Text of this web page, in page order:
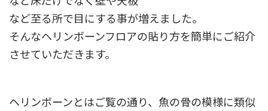
など至る所で目にする事が増えました。
そんなヘリンボーンフロアの貼り方を簡単にご紹介
させていただきます。
ヘリンボーンとはご覧の通り、魚の骨の模様に類似